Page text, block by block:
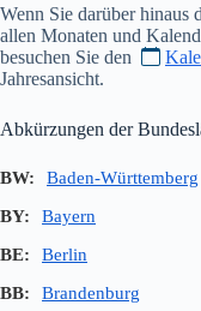
Wenn Sie darüber hinaus
allen Monaten und
besuchen Sie den
Jahresansicht.
Abkürzungen der
BW:
Baden-Württemberg
BY:
Bayern
BE:
Berlin
BB:
Brandenburg